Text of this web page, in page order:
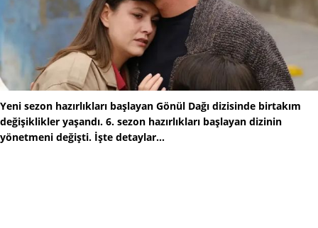
Yeni sezon hazırlıkları başlayan Gönül Dağı dizisinde birtakım
değişiklikler yaşandı. 6. sezon hazırlıkları başlayan dizinin
yönetmeni değişti. İşte detaylar...